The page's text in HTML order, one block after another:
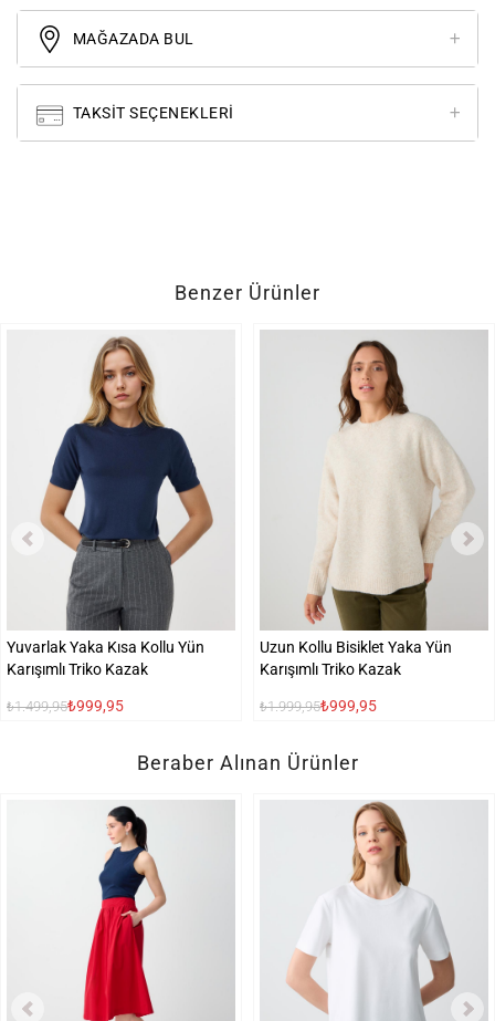
MAĞAZADA BUL
TAKSIT SEÇENEKLERI
Benzer Ürünler
Yuvarlak Yaka Kısa Kollu Yün
Karışımlı Triko Kazak
₺1.499,95₺999,95
Uzun Kollu Bisiklet Yaka Yün
Karışımlı Triko Kazak
₺1.999,95₺999,95
Beraber Alınan Ürünler